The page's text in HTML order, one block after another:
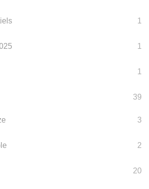
1
1
1
39
3
2
20